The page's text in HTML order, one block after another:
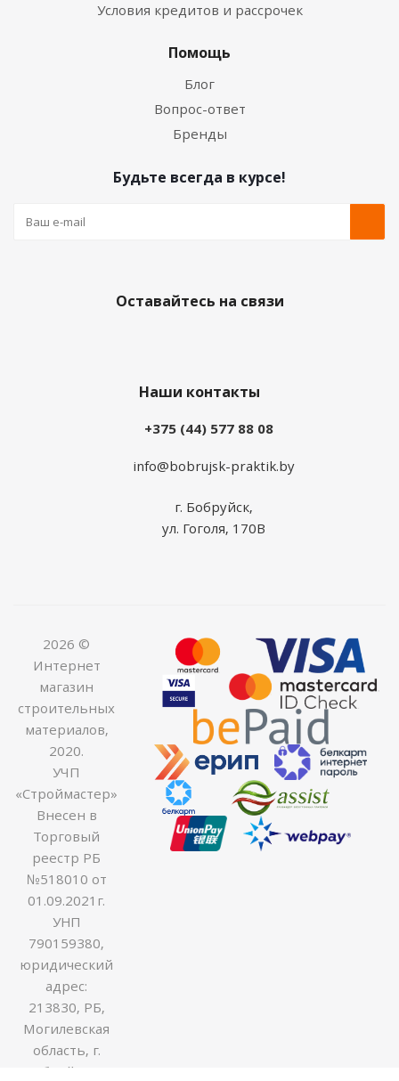
Условия кредитов и рассрочек
Помощь
Блог
Вопрос-ответ
Бренды
Будьте всегда в курсе!
Оставайтесь на связи
Наши контакты
+375 (44) 577 88 08
info@bobrujsk-praktik.by
г. Бобруйск,
ул. Гоголя, 170В
2026 ©
Интернет
магазин
строительных
материалов,
2020.
УЧП
«Строймастер»
Внесен в
Торговый
реестр РБ
№518010 от
01.09.2021г.
УНП
790159380,
юридический
адрес:
213830, РБ,
Могилевская
область, г.
Бобруйск ул.